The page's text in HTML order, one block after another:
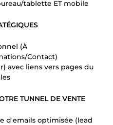
tablette ET mobile
(À
Contact)
avec liens vers pages du
TUNNEL DE VENTE
d'emails optimisée (lead